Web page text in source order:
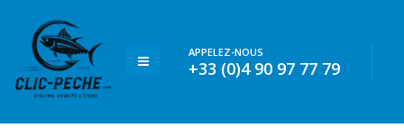
APPELEZ-NOUS
+33 (0)4 90 97 77 79